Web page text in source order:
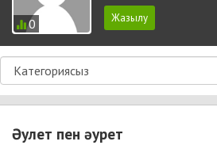
0
Әулет пен әурет